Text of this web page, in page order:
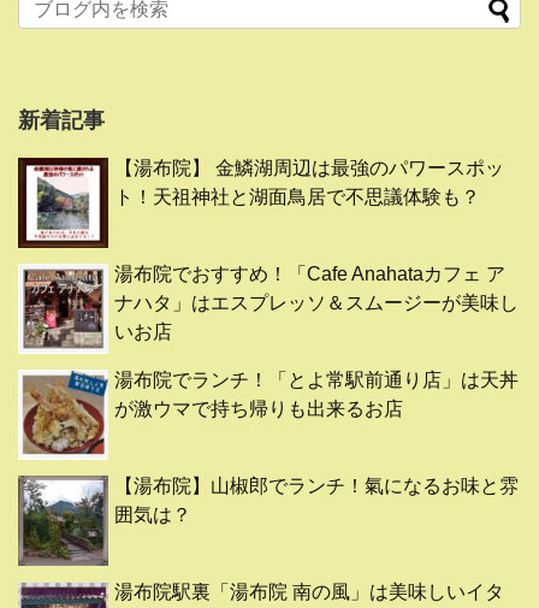
新着記事
【湯布院】 金鱗湖周辺は最強のパワースポッ
ト！天祖神社と湖面鳥居で不思議体験も？
湯布院でおすすめ！「Cafe Anahataカフェ ア
ナハタ」はエスプレッソ＆スムージーが美味し
いお店
湯布院でランチ！「とよ常駅前通り店」は天丼
が激ウマで持ち帰りも出来るお店
【湯布院】山椒郎でランチ！氣になるお味と雰
囲気は？
湯布院駅裏「湯布院 南の風」は美味しいイタ